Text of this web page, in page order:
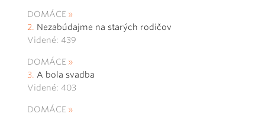
DOMÁCE
Nezabúdajme na starých rodičov
Videné: 439
DOMÁCE
A bola svadba
Videné: 403
DOMÁCE